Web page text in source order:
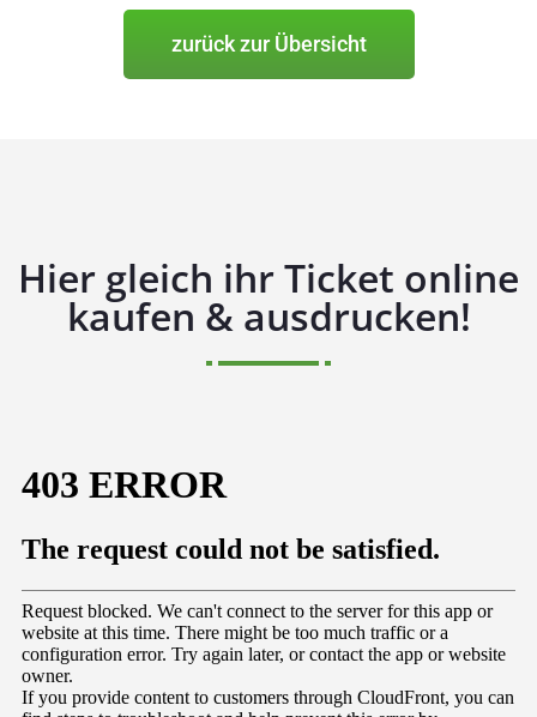
zurück zur Übersicht
Hier gleich ihr Ticket online
kaufen & ausdrucken!